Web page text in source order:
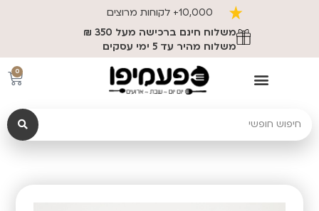
10,000+ לקוחות מרוצים
משלוח חינם ברכישה מעל 350 ₪
משלוח מהיר עד 5 ימי עסקים
0